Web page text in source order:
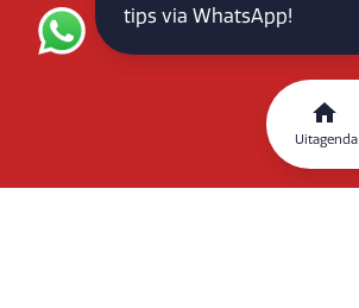
Uitagenda
Routeplanner
Home
Overzicht
Kalender
tips via WhatsApp!